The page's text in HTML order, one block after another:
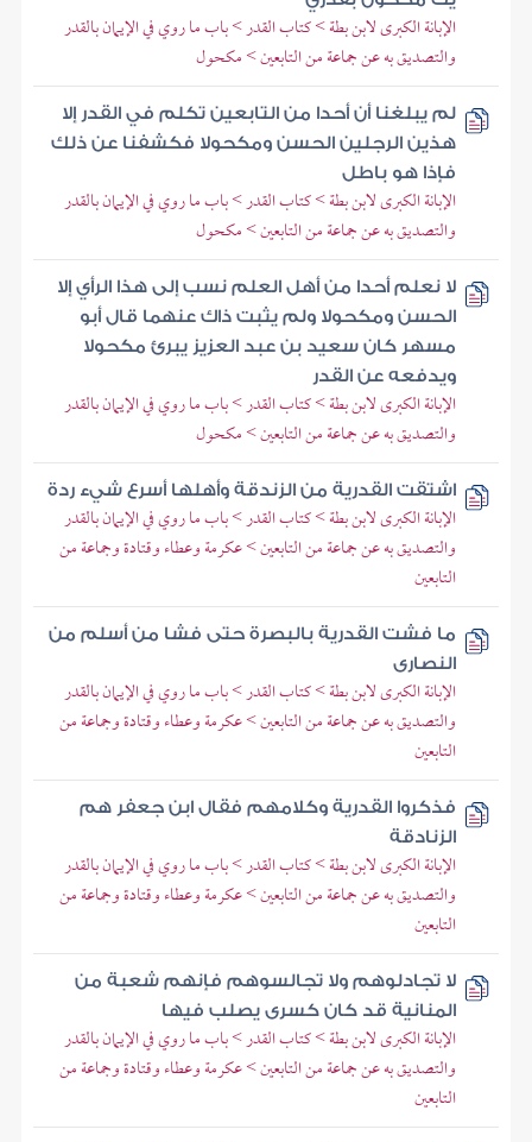
الإبانة الكبرى لابن بطة > كتاب القدر > باب ما روي في الإيمان بالقدر
والتصديق به عن جماعة من التابعين > مكحول
لم يبلغنا أن أحدا من التابعين تكلم في القدر إلا
هذين الرجلين الحسن ومكحولا فكشفنا عن ذلك
فإذا هو باطل
الإبانة الكبرى لابن بطة > كتاب القدر > باب ما روي في الإيمان بالقدر
والتصديق به عن جماعة من التابعين > مكحول
لا نعلم أحدا من أهل العلم نسب إلى هذا الرأي إلا
الحسن ومكحولا ولم يثبت ذاك عنهما قال أبو
مسهر كان سعيد بن عبد العزيز يبرئ مكحولا
ويدفعه عن القدر
الإبانة الكبرى لابن بطة > كتاب القدر > باب ما روي في الإيمان بالقدر
والتصديق به عن جماعة من التابعين > مكحول
اشتقت القدرية من الزندقة وأهلها أسرع شيء ردة
الإبانة الكبرى لابن بطة > كتاب القدر > باب ما روي في الإيمان بالقدر
والتصديق به عن جماعة من التابعين > عكرمة وعطاء وقتادة وجماعة من
التابعين
ما فشت القدرية بالبصرة حتى فشا من أسلم من
النصارى
الإبانة الكبرى لابن بطة > كتاب القدر > باب ما روي في الإيمان بالقدر
والتصديق به عن جماعة من التابعين > عكرمة وعطاء وقتادة وجماعة من
التابعين
فذكروا القدرية وكلامهم فقال ابن جعفر هم
الزنادقة
الإبانة الكبرى لابن بطة > كتاب القدر > باب ما روي في الإيمان بالقدر
والتصديق به عن جماعة من التابعين > عكرمة وعطاء وقتادة وجماعة من
التابعين
لا تجادلوهم ولا تجالسوهم فإنهم شعبة من
المنانية قد كان كسرى يصلب فيها
الإبانة الكبرى لابن بطة > كتاب القدر > باب ما روي في الإيمان بالقدر
والتصديق به عن جماعة من التابعين > عكرمة وعطاء وقتادة وجماعة من
التابعين